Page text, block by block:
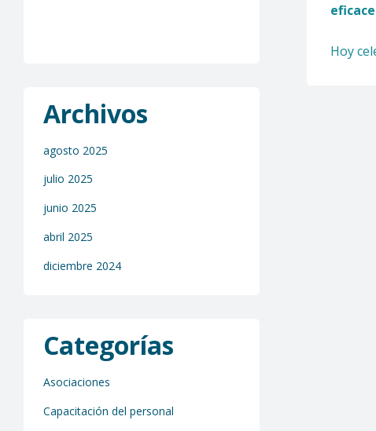
Hoy
Archivos
agosto 2025
julio 2025
junio 2025
abril 2025
diciembre 2024
Categorías
Asociaciones
Capacitación del personal